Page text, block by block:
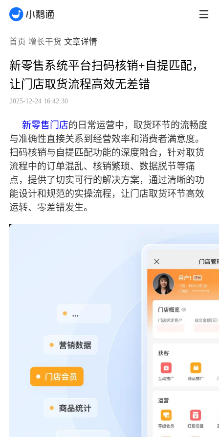
首页 增长干货 文章详情
新零售系统平台扫码核销+自提匹配，
让门店取货流程高效无差错
2025-12-24 16:42:30
新零售门店的日常运营中，取货环节的流畅度
与准确性直接关系到经营效率和消费者满意度。
扫码核销与自提匹配功能的深度融合，针对取货
流程中的订单混乱、核销繁琐、数据脱节等痛
点，提供了切实可行的解决方案，通过清晰的功
能设计和规范的实操流程，让门店取货环节高效
运转、零差错发生。